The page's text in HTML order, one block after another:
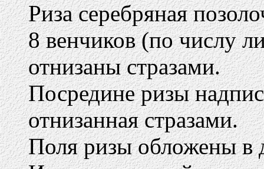
Риза серебряная
8 венчиков (по числу
отнизаны стразами.
Посредине ризы
отнизанная стразами.
Поля ризы обложены в